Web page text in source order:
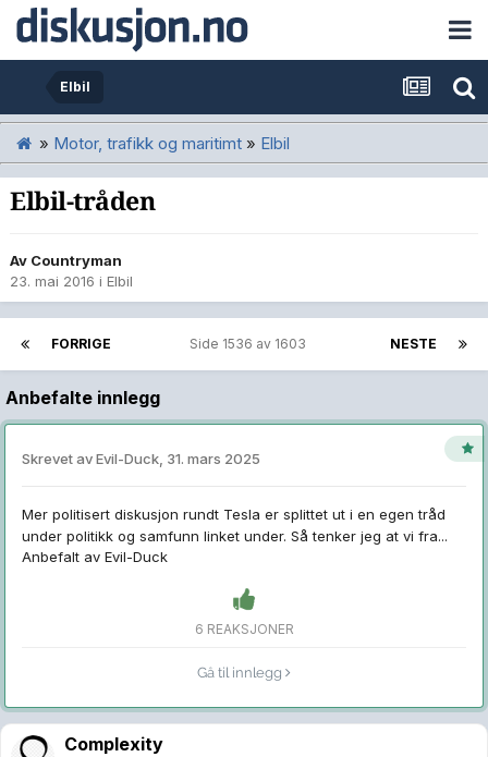
Elbil
» Motor, trafikk og maritimt » Elbil
Elbil-tråden
Av Countryman
23. mai 2016 i Elbil
FORRIGE NESTE
Side 1536 av 1603
Anbefalte innlegg
Skrevet avEvil-Duck, 31. mars 2025
Mer politisert diskusjon rundt Tesla er splittet ut i en egen tråd
under politikk og samfunn linket under. Så tenker jeg at vi fra...
Anbefalt av Evil-Duck
6 REAKSJONER
Gå til innlegg
Complexity